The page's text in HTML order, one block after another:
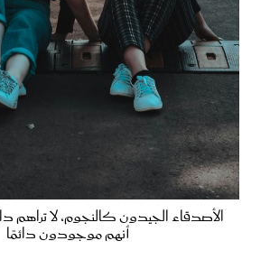
الأصدقاء الجيدون كالنجوم، لا تراهم
أنهم موجودون دائمًا